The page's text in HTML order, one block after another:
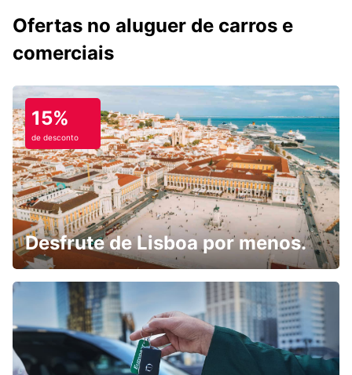
Ofertas no aluguer de carros e
comerciais
15%
de desconto
Desfrute de Lisboa por menos.